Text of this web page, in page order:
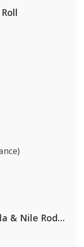
Damiano David, Tyla & Nile Rodgers